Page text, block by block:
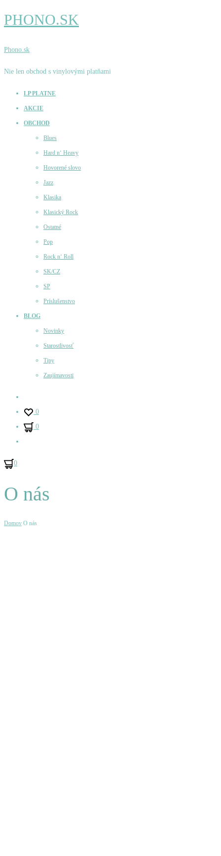
PHONO.SK
Phono.sk
Nie len obchod s vinylovými platňami
LP PLATNE
AKCIE
OBCHOD
Blues
Hard n‘ Heavy
Hovorené slovo
Jazz
Klasika
Klasický Rock
Ostatné
Pop
Rock n‘ Roll
SK/CZ
SP
Príslušenstvo
BLOG
Novinky
Starostlivosť
Tipy
Zaujímavosti
0
0
0
O nás
Domov O nás